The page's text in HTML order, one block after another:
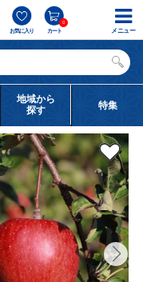
お気に入り カート
0
地域から
探す
特集
メニュー